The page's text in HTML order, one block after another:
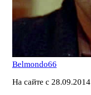
Belmondo66
На сайте с 28.09.2014